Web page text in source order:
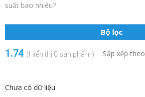
suất bao nhiêu?
Bộ lọc
1.74 (Hiển thị 0 sản phẩm) Sắp xếp theo
Chưa có dữ liệu